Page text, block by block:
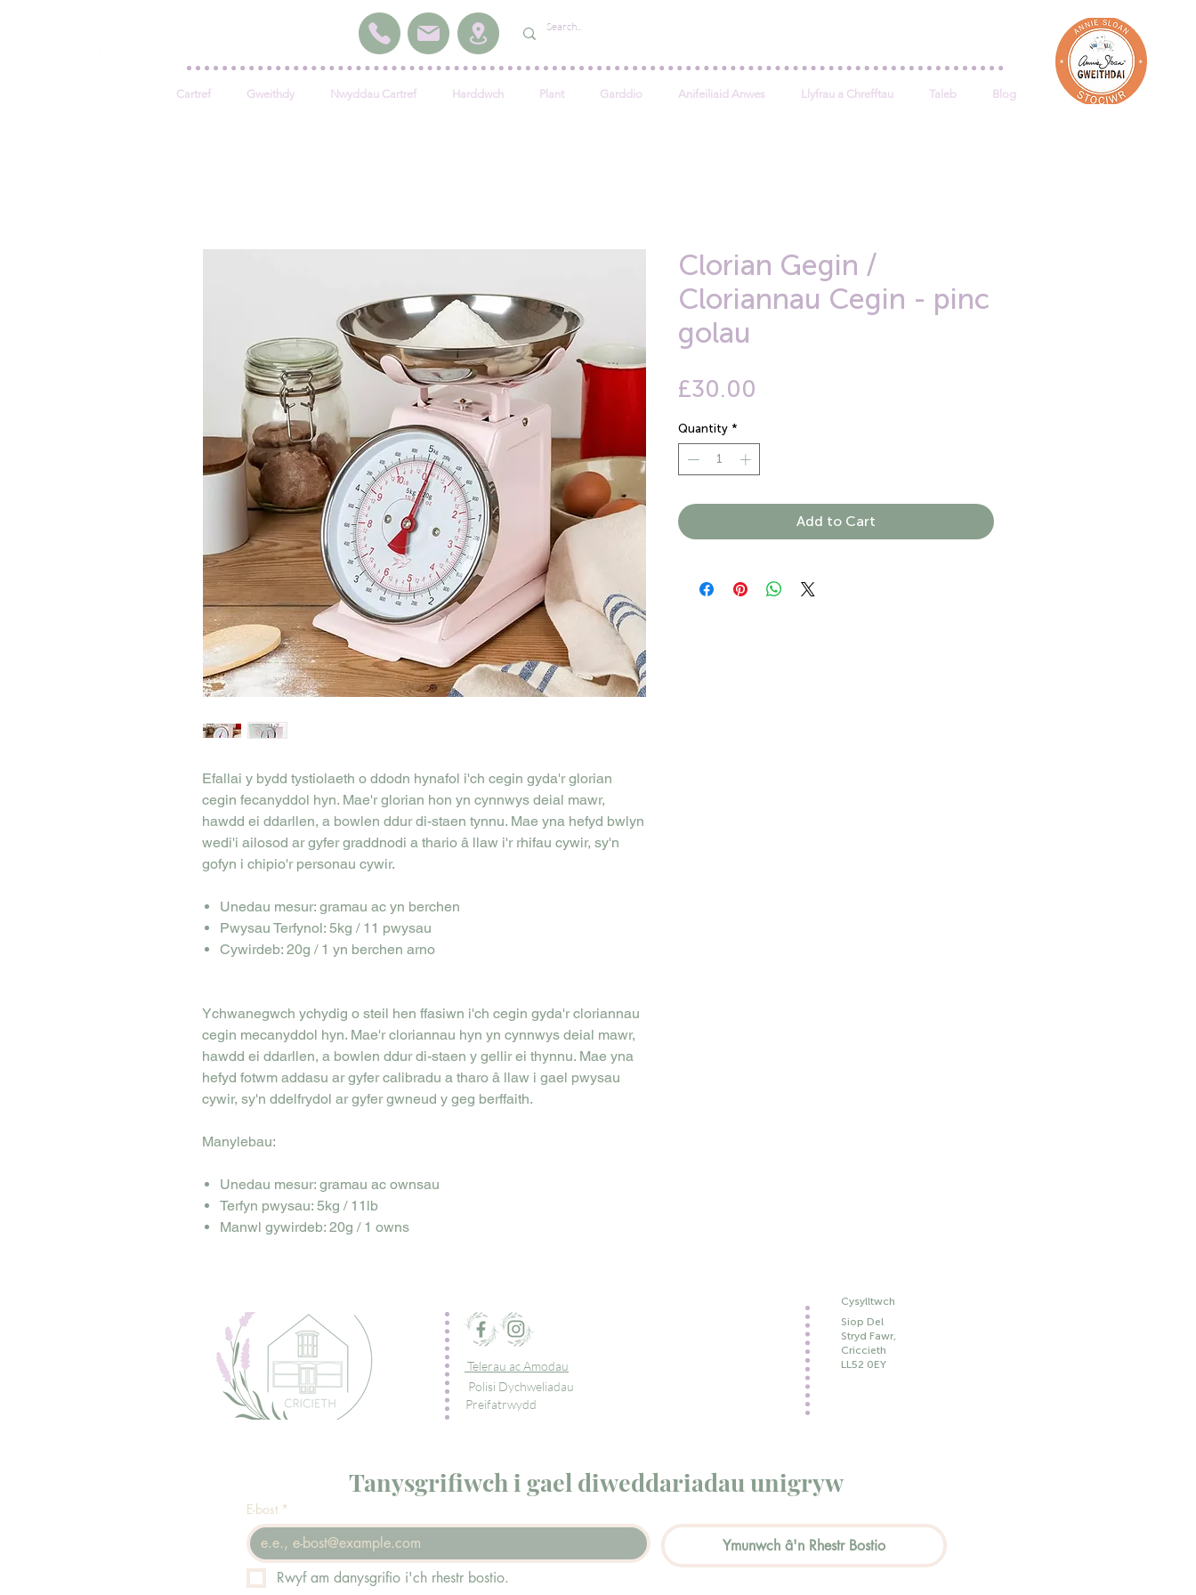
Cartref Gweithdy Nwyddau Cartref Harddwch Plant Garddio Anifeiliaid Anwes Llyfrau a Chrefftau Taleb Blog
Efallai y bydd tystiolaeth o ddodn hynafol i'ch cegin gyda'r glorian
cegin fecanyddol hyn. Mae'r glorian hon yn cynnwys deial mawr,
hawdd ei ddarllen, a bowlen ddur di-staen tynnu. Mae yna hefyd bwlyn
wedi'i ailosod ar gyfer graddnodi a thario â llaw i'r rhifau cywir, sy'n
gofyn i chipio'r personau cywir.
Unedau mesur: gramau ac yn berchen
Pwysau Terfynol: 5kg / 11 pwysau
Cywirdeb: 20g / 1 yn berchen arno
Ychwanegwch ychydig o steil hen ffasiwn i'ch cegin gyda'r cloriannau
cegin mecanyddol hyn. Mae'r cloriannau hyn yn cynnwys deial mawr,
hawdd ei ddarllen, a bowlen ddur di-staen y gellir ei thynnu. Mae yna
hefyd fotwm addasu ar gyfer calibradu a tharo â llaw i gael pwysau
cywir, sy'n ddelfrydol ar gyfer gwneud y geg berffaith.
Manylebau:
Unedau mesur: gramau ac ownsau
Terfyn pwysau: 5kg / 11lb
Manwl gywirdeb: 20g / 1 owns
Clorian Gegin /
Cloriannau Cegin - pinc
golau
£30.00
Quantity *
Add to Cart
Cysylltwch
Telerau ac Amodau
Polisi Dychweliadau
Preifatrwydd
Siop Del
Stryd Fawr,
Criccieth
LL52 0EY
Tanysgrifiwch i gael diweddariadau unigryw
E-bost *
Ymunwch â'n Rhestr Bostio
Rwyf am danysgrifio i'ch rhestr bostio.